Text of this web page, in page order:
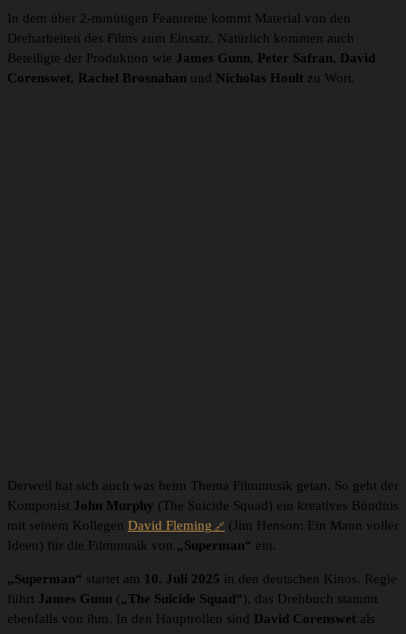
In dem über 2-minütigen Featurette kommt Material von den
Dreharbeiten des Films zum Einsatz. Natürlich kommen auch
Beteiligte der Produktion wie James Gunn, Peter Safran, David
Corenswet, Rachel Brosnahan und Nicholas Hoult zu Wort.
Derweil hat sich auch was beim Thema Filmmusik getan. So geht der
Komponist John Murphy (The Suicide Squad) ein kreatives Bündnis
mit seinem Kollegen David Fleming
(Jim Henson: Ein Mann voller
Ideen) für die Filmmusik von „Superman“ ein.
„Superman“ startet am 10. Juli 2025 in den deutschen Kinos. Regie
führt James Gunn („The Suicide Squad“ ), das Drehbuch stammt
ebenfalls von ihm. In den Hauptrollen sind David Corenswet als